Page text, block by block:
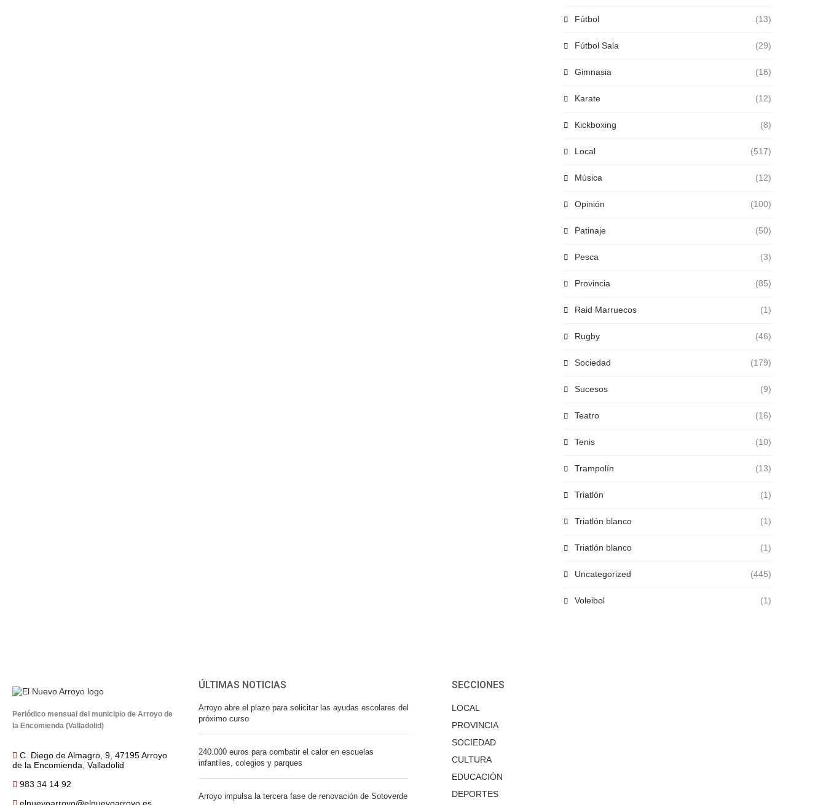
Fútbol (13)
Fútbol Sala (29)
Gimnasia (16)
Karate (12)
Kickboxing (8)
Local (517)
Música (12)
Opinión (100)
Patinaje (50)
Pesca (3)
Provincia (85)
Raid Marruecos (1)
Rugby (46)
Sociedad (179)
Sucesos (9)
Teatro (16)
Tenis (10)
Trampolín (13)
Triatlón (1)
Triatlón blanco (1)
Triatlón blanco (1)
Uncategorized (445)
Voleibol (1)
Periódico mensual del municipio de Arroyo de
la Encomienda (Valladolid)
C. Diego de Almagro, 9, 47195 Arroyo
de la Encomienda, Valladolid
983 34 14 92
ÚLTIMAS NOTICIAS
Arroyo abre el plazo para solicitar las ayudas escolares del
próximo curso
240.000 euros para combatir el calor en escuelas
infantiles, colegios y parques
Arroyo impulsa la tercera fase de renovación de Sotoverde
SECCIONES
LOCAL
PROVINCIA
SOCIEDAD
CULTURA
EDUCACIÓN
DEPORTES